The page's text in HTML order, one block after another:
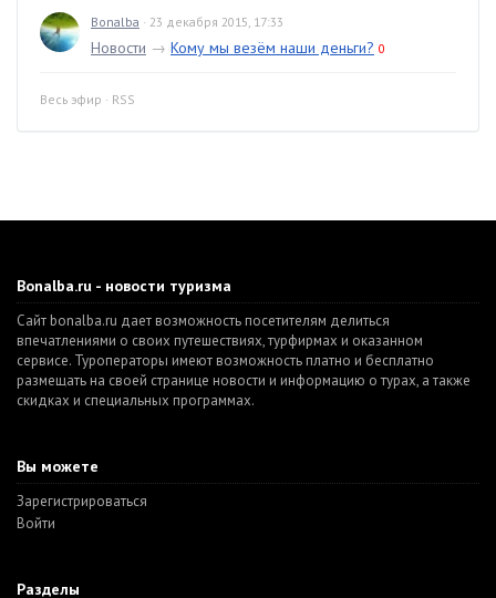
Bonalba · 23 декабря 2015, 17:33
Новости → Кому мы везём наши деньги? 0
Весь эфир · RSS
Bonalba.ru - новости туризма
Сайт bonalba.ru дает возможность посетителям делиться
впечатлениями о своих путешествиях, турфирмах и оказанном
сервисе. Туроператоры имеют возможность платно и бесплатно
размещать на своей странице новости и информацию о турах, а также
скидках и специальных программах.
Вы можете
Зарегистрироваться
Войти
Разделы